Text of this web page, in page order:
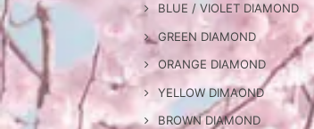
BLUE / VIOLET DIAMOND
GREEN DIAMOND
ORANGE DIAMOND
YELLOW DIMAOND
BROWN DIAMOND